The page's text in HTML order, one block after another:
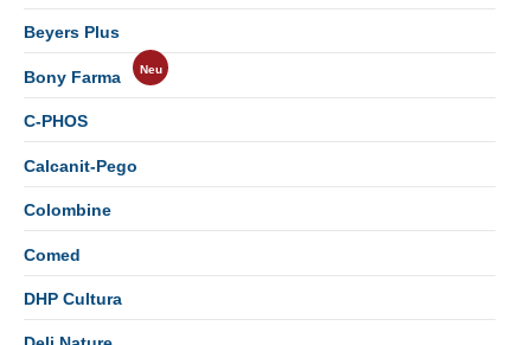
Beyers Plus
Bony Farma
C-PHOS
Calcanit-Pego
Colombine
Comed
DHP Cultura